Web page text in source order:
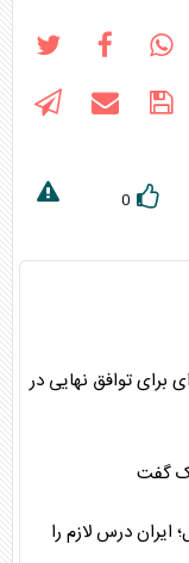
0
برای توافق نهایی در
گفت
ایران درس لازم را